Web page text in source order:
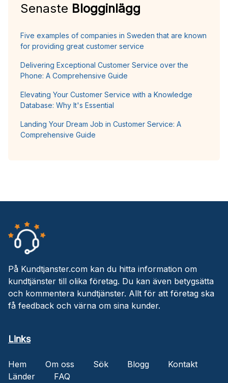
Senaste Blogginlägg
Five examples of companies in Sweden that are known
for providing great customer service
Delivering Exceptional Customer Service over the
Phone: A Comprehensive Guide
Elevating Your Customer Service with a Knowledge
Database: Why It's Essential
Landing Your Dream Job in Customer Service: A
Comprehensive Guide
På Kundtjanster.com kan du hitta information om
kundtjänster till olika företag. Du kan även betygsätta
och kommentera kundtjänster. Allt för att företag ska
få feedback och värna om sina kunder.
Links
Hem Om oss Sök Blogg
Kontakt
Länder
FAQ